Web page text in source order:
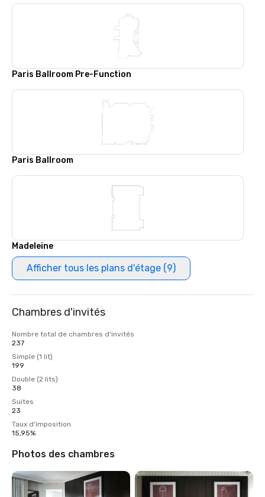
Paris Ballroom Pre-Function
Paris Ballroom
Madeleine
Afficher tous les plans d'étage (9)
Chambres d'invités
Nombre total de chambres d'invités
237
Simple (1 lit)
199
Double (2 lits)
38
Suites
23
Taux d'imposition
15,95%
Photos des chambres